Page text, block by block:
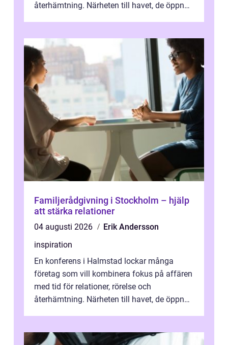
återhämtning. Närheten till havet, de öppna
Familjerådgivning i Stockholm – hjälp
att stärka relationer
04 augusti 2026
Erik Andersson
inspiration
En konferens i Halmstad lockar många
företag som vill kombinera fokus på affären
med tid för relationer, rörelse och
återhämtning. Närheten till havet, de öppna